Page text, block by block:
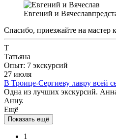
Евгений и Вячеслав
Спасибо, приезжайте на мастер
Т
Татьяна
Опыт: 7 экскурсий
27 июля
В Троице-Сергиеву лавру всей
Одна из лучших экскурсий.
Анну.
Ещё
Показать ещё
1